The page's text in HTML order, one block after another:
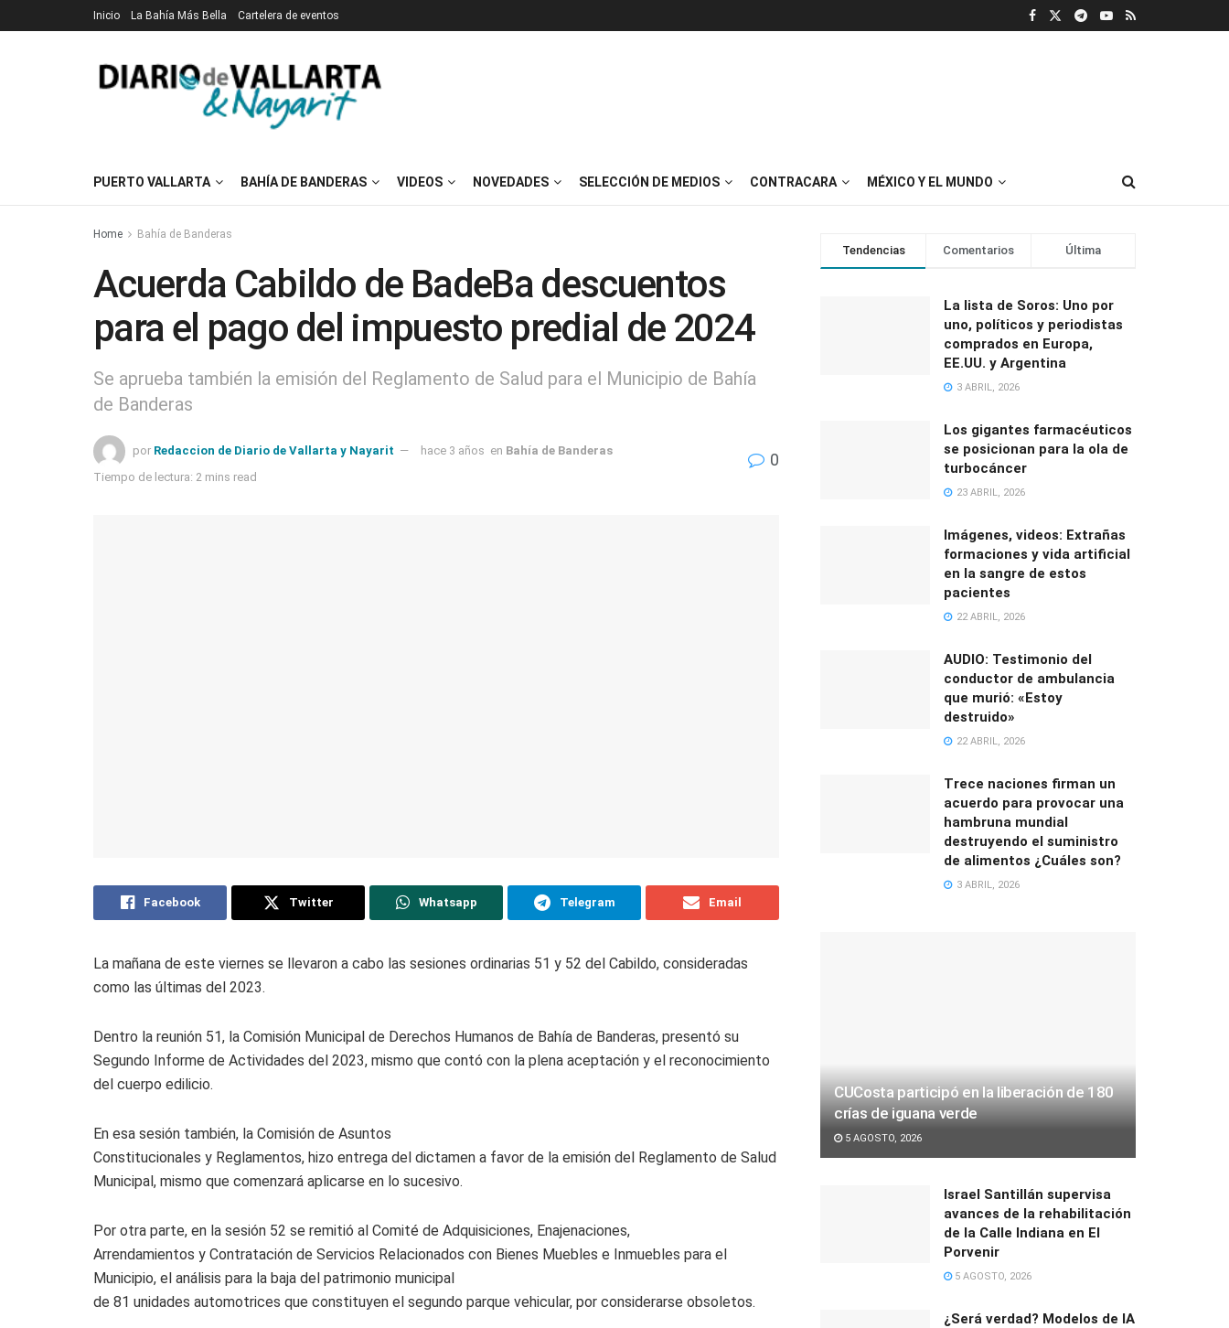
Inicio La Bahía Más Bella Cartelera de eventos
PUERTO VALLARTA BAHÍA DE BANDERAS VIDEOS NOVEDADES SELECCIÓN DE MEDIOS CONTRACARA MÉXICO Y EL MUNDO
Home Bahía de Banderas
Acuerda Cabildo de BadeBa descuentos
para el pago del impuesto predial de 2024
Se aprueba también la emisión del Reglamento de Salud para el Municipio de Bahía
de Banderas
por Redaccion de Diario de Vallarta y Nayarit hace 3 años en Bahía de Banderas
Tiempo de lectura: 2 mins read
0
Facebook Twitter Whatsapp Telegram Email
La mañana de este viernes se llevaron a cabo las sesiones ordinarias 51 y 52 del Cabildo, consideradas
como las últimas del 2023.
Dentro la reunión 51, la Comisión Municipal de Derechos Humanos de Bahía de Banderas, presentó su
Segundo Informe de Actividades del 2023, mismo que contó con la plena aceptación y el reconocimiento
del cuerpo edilicio.
En esa sesión también, la Comisión de Asuntos
Constitucionales y Reglamentos, hizo entrega del dictamen a favor de la emisión del Reglamento de Salud
Municipal, mismo que comenzará aplicarse en lo sucesivo.
Por otra parte, en la sesión 52 se remitió al Comité de Adquisiciones, Enajenaciones,
Arrendamientos y Contratación de Servicios Relacionados con Bienes Muebles e Inmuebles para el
Municipio, el análisis para la baja del patrimonio municipal
de 81 unidades automotrices que constituyen el segundo parque vehicular, por considerarse obsoletos.
Tendencias Comentarios Última
La lista de Soros: Uno por
uno, políticos y periodistas
comprados en Europa,
EE.UU. y Argentina
3 ABRIL, 2026
Los gigantes farmacéuticos
se posicionan para la ola de
turbocáncer
23 ABRIL, 2026
Imágenes, videos: Extrañas
formaciones y vida artificial
en la sangre de estos
pacientes
22 ABRIL, 2026
AUDIO: Testimonio del
conductor de ambulancia
que murió: «Estoy
destruido»
22 ABRIL, 2026
Trece naciones firman un
acuerdo para provocar una
hambruna mundial
destruyendo el suministro
de alimentos ¿Cuáles son?
3 ABRIL, 2026
CUCosta participó en la liberación de 180
crías de iguana verde
5 AGOSTO, 2026
Israel Santillán supervisa
avances de la rehabilitación
de la Calle Indiana en El
Porvenir
5 AGOSTO, 2026
¿Será verdad? Modelos de IA